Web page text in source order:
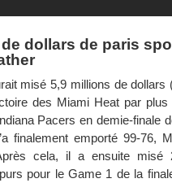
dollars de paris
misé 5,9 millions de dollars
des Miami Heat par
Pacers en demie-finale
finalement emporté 99-76,
cela, il a ensuite misé
pour le Game 1 de la